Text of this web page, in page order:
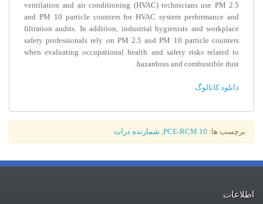
ventilation and air conditioning (HVAC) technicians use PM 2.5
and PM 10 particle counters for HVAC system performance and
filtration audits. In addition, industrial hygienists and workplace
safety professionals rely on PM 2.5 and PM 10 particle counters
when evaluating occupational health and safety risks related to
hazardous and combustible dust.
دانلود کاتالوگ
برچسب ها: PCE-RCM 10
, شمارنده ذرات
اطلاعات